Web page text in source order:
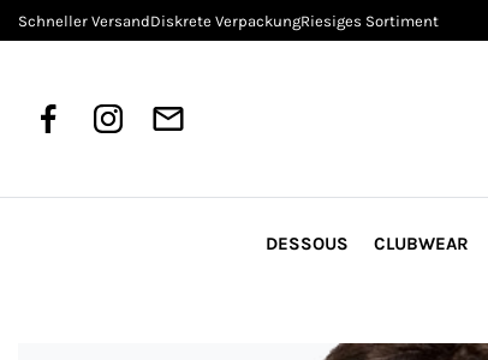
Schneller VersandDiskrete VerpackungRiesiges Sortiment
DESSOUS CLUBWEAR